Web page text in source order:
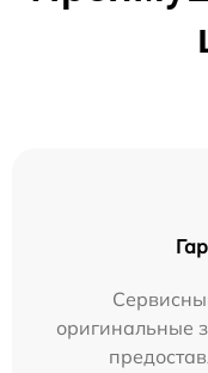
оригинальные